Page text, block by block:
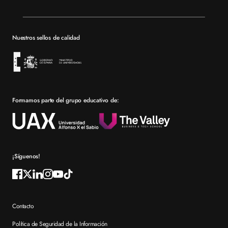
Bolsa de empleo
Por qué elegir XTART
Reconocimientos
Nuestros sellos de calidad
Formamos parte del grupo educativo de:
¡Síguenos!
Contacto
Política de Seguridad de la Información